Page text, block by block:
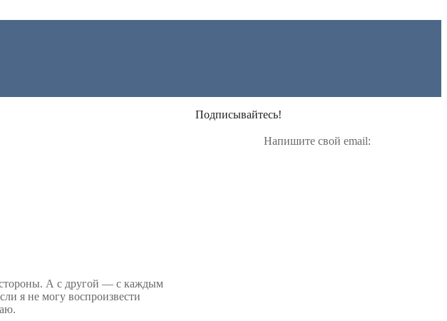
стороны. А с другой — с каждым
я не могу воспроизвести
Подписывайтесь!
Напишите свой email: